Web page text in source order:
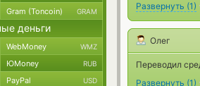
Развернуть (1)
Олег
Переводил
Развернуть (1)
Gram (Toncoin) GRAM
деньги
WebMoney WMZ
ЮMoney RUB
PayPal USD